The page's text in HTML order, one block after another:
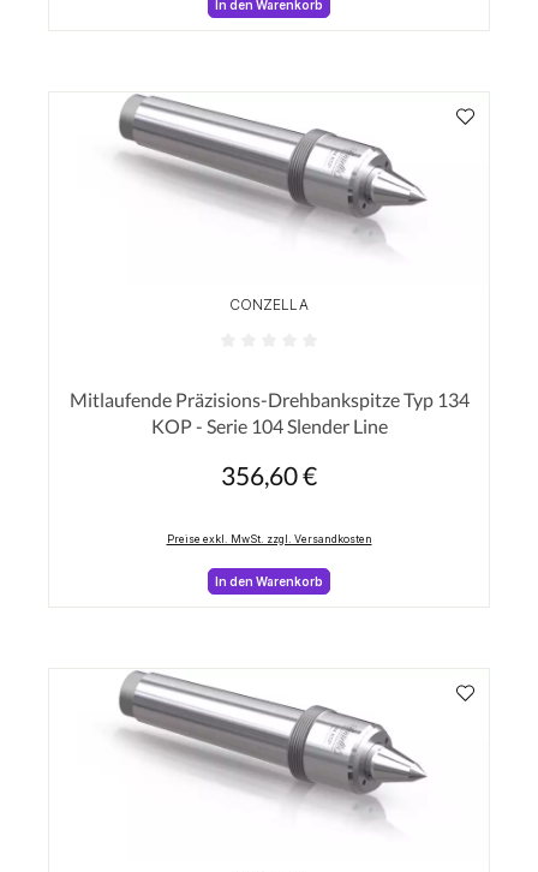
In den Warenkorb
CONZELLA
Mitlaufende Präzisions-Drehbankspitze Typ 134
KOP - Serie 104 Slender Line
Regulärer Preis:
356,60 €
Preise exkl. MwSt. zzgl. Versandkosten
In den Warenkorb